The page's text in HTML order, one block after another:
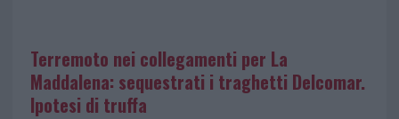
Terremoto nei collegamenti per La
Maddalena: sequestrati i traghetti Delcomar.
Ipotesi di truffa